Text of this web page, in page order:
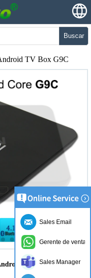
Buscar
TV Box G9C
TV Box G9C
Sales Email
Gerente de ventas
Sales Manager